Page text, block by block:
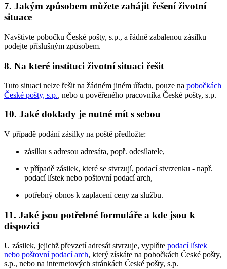
7. Jakým způsobem můžete zahájit řešení životní
situace
Navštivte pobočku České pošty, s.p., a řádně zabalenou zásilku
podejte příslušným způsobem.
8. Na které instituci životní situaci řešit
Tuto situaci nelze řešit na žádném jiném úřadu, pouze na pobočkách
České pošty, s.p., nebo u pověřeného pracovníka České pošty, s.p.
10. Jaké doklady je nutné mít s sebou
V případě podání zásilky na poště předložte:
zásilku s adresou adresáta, popř. odesílatele,
v případě zásilek, které se stvrzují, podací stvrzenku - např.
podací lístek nebo poštovní podací arch,
potřebný obnos k zaplacení ceny za službu.
11. Jaké jsou potřebné formuláře a kde jsou k
dispozici
U zásilek, jejichž převzetí adresát stvrzuje, vyplňte podací lístek
nebo poštovní podací arch, který získáte na pobočkách České pošty,
s.p., nebo na internetových stránkách České pošty, s.p.